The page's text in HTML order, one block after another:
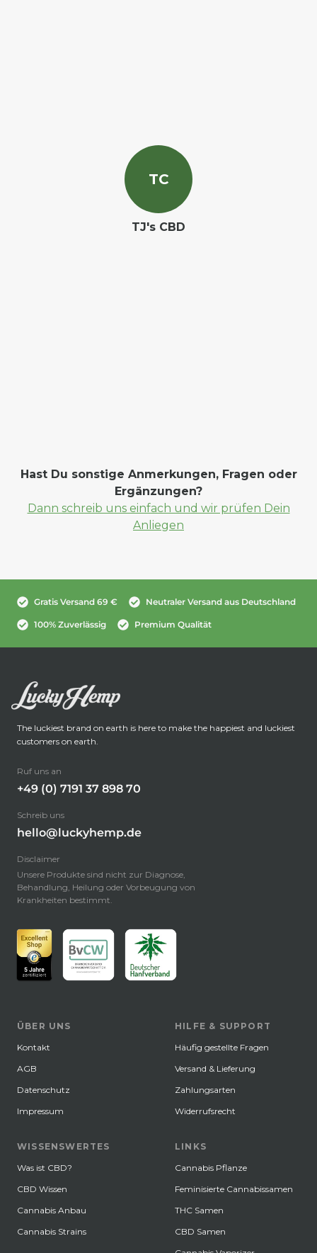
TC
TJ's CBD
Hast Du sonstige Anmerkungen, Fragen oder
Ergänzungen?
Dann schreib uns einfach und wir prüfen Dein
Anliegen
Gratis Versand 69 € Neutraler Versand aus Deutschland
100% Zuverlässig Premium Qualität
The luckiest brand on earth is here to make the happiest and luckiest
customers on earth.
Ruf uns an
+49 (0) 7191 37 898 70
Schreib uns
hello@luckyhemp.de
Disclaimer
Unsere Produkte sind nicht zur Diagnose,
Behandlung, Heilung oder Vorbeugung von
Krankheiten bestimmt.
ÜBER UNS
Kontakt
AGB
Datenschutz
Impressum
WISSENSWERTES
Was ist CBD?
CBD Wissen
Cannabis Anbau
Cannabis Strains
HILFE & SUPPORT
Häufig gestellte Fragen
Versand & Lieferung
Zahlungsarten
Widerrufsrecht
LINKS
Cannabis Pflanze
Feminisierte Cannabissamen
THC Samen
CBD Samen